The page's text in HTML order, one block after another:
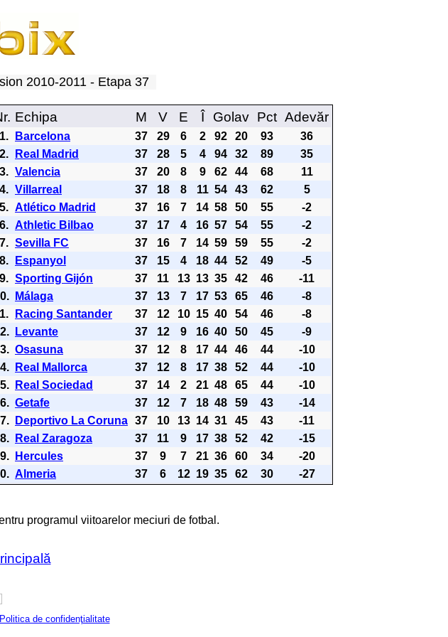
2010-2011 - Etapa 37
Echipa M V E Î Golav Pct Adevăr
1. Barcelona 37 29 6 2 92 20 93
36
2.
Real Madrid 37 28 5 4 94 32 89
35
3. Valencia 37 20 8 9 62 44 68
11
4. Villarreal 37 18 8 11 54 43 62
5
5. Atlético Madrid 37 16 7 14 58 50 55
-2
6. Athletic Bilbao 37 17 4 16 57 54 55
-2
7. Sevilla FC 37 16 7 14 59 59 55
-2
8.
Espanyol 37 15 4 18 44 52 49
-5
9. Sporting Gijón 37 11 13 13 35 42 46
-11
Málaga 37 13 7 17 53 65 46
-8
Racing Santander 37 12 10 15 40 54 46
-8
Levante 37 12 9 16 40 50 45
-9
Osasuna 37 12 8 17 44 46 44
-10
Real Mallorca 37 12 8 17 38 52 44
-10
Real Sociedad 37 14 2 21 48 65 44
-10
Getafe 37 12 7 18 48 59 43
-14
Deportivo La Coruna 37 10 13 14 31 45 43
-11
Real Zaragoza 37 11 9 17 38 52 42
-15
Hercules 37 9 7 21 36 60 34
-20
Almeria 37 6 12 19 35 62 30 -27
programul viitoarelor meciuri de fotbal.
Politica de confidenţialitate